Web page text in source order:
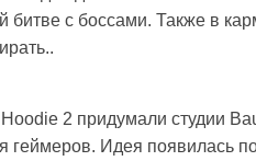
с боссами. Также в
2 придумали студии
Идея появилась